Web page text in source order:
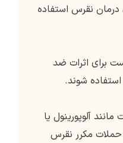
درمان نقرس استفاده
برای اثرات ضد
شوند.
آلوپورینول یا
حملات مکرر نقرس